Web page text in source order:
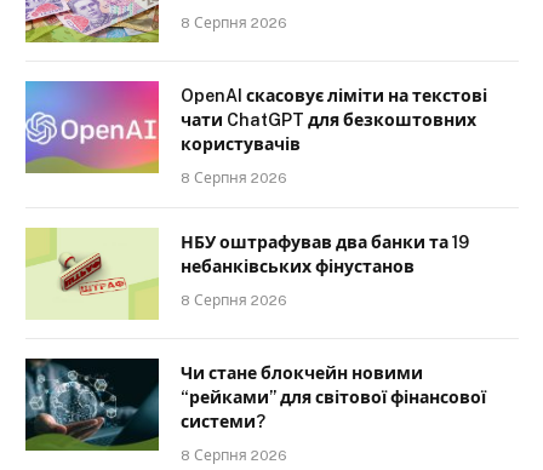
8 Серпня 2026
OpenAI скасовує ліміти на текстові
чати ChatGPT для безкоштовних
користувачів
8 Серпня 2026
НБУ оштрафував два банки та 19
небанківських фінустанов
8 Серпня 2026
Чи стане блокчейн новими
“рейками” для світової фінансової
системи?
8 Серпня 2026